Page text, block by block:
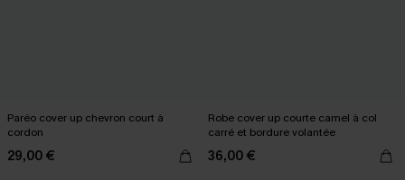
Paréo cover up chevron court à
cordon
29,00 €
Robe cover up courte camel à col
carré et bordure volantée
36,00 €